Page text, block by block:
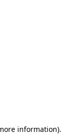
information).